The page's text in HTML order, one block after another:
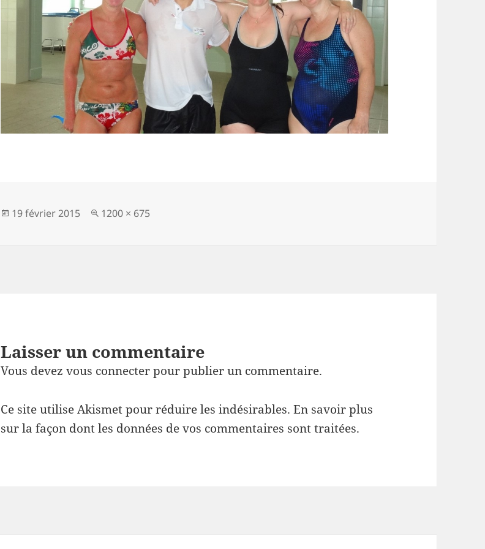
Publié
19 février 2015
Taille
1200 × 675
Laisser un commentaire
Vous devezvous connecterpour publier un commentaire.
Ce site utilise Akismet pour réduire les indésirables.En savoir plus
sur la façon dont les données de vos commentaires sont traitées.